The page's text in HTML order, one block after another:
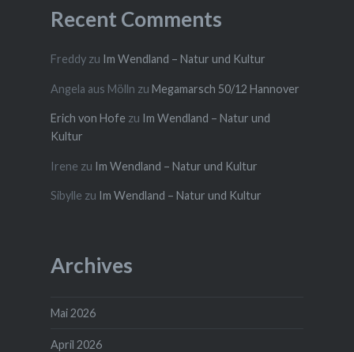
Recent Comments
Freddyzu Im Wendland – Natur und Kultur
Angela aus Mölln zu Megamarsch 50/12 Hannover
Erich von Hofe zu Im Wendland – Natur und
Kultur
Irene zu Im Wendland – Natur und Kultur
Sibylle zu Im Wendland – Natur und Kultur
Archives
Mai 2026
April 2026